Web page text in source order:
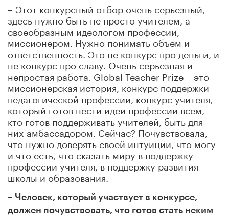
– Этот конкурсный отбор очень серьезный,
здесь нужно быть не просто учителем, а
своеобразным идеологом профессии,
миссионером. Нужно понимать объем и
ответственность. Это не конкурс про деньги, и
не конкурс про славу. Очень серьезная и
непростая работа. Global Teacher Prize – это
миссионерская история, конкурс поддержки
педагогической профессии, конкурс учителя,
который готов нести идеи профессии всем,
кто готов поддерживать учителей, быть для
них амбассадором. Сейчас? Почувствовала,
что нужно доверять своей интуиции, что могу
и что есть, что сказать миру в поддержку
профессии учителя, в поддержку развития
школы и образования.
– Человек, который участвует в конкурсе,
должен почувствовать, что готов стать неким